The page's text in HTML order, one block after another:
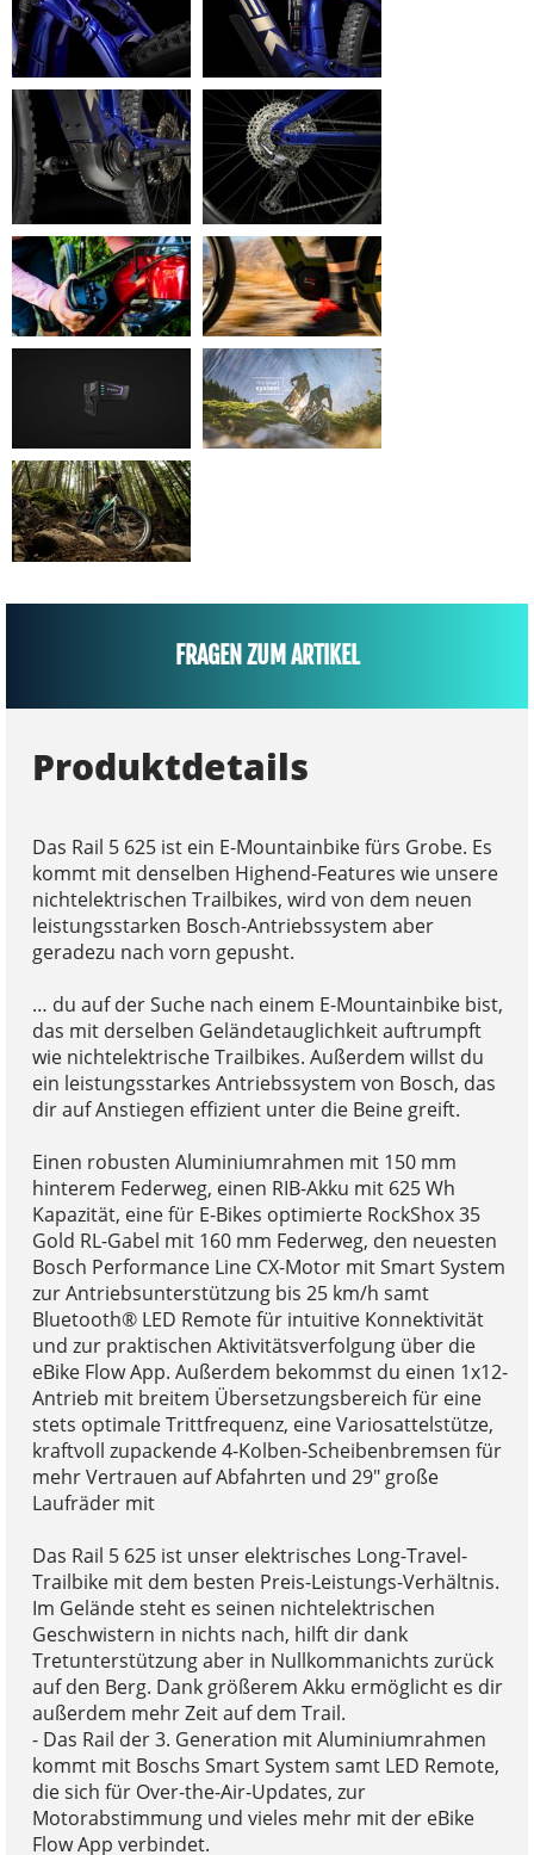
FRAGEN ZUM ARTIKEL
Produktdetails
Das Rail 5 625 ist ein E-Mountainbike fürs Grobe. Es
kommt mit denselben Highend-Features wie unsere
nichtelektrischen Trailbikes, wird von dem neuen
leistungsstarken Bosch-Antriebssystem aber
geradezu nach vorn gepusht.
… du auf der Suche nach einem E-Mountainbike bist,
das mit derselben Geländetauglichkeit auftrumpft
wie nichtelektrische Trailbikes. Außerdem willst du
ein leistungsstarkes Antriebssystem von Bosch, das
dir auf Anstiegen effizient unter die Beine greift.
Einen robusten Aluminiumrahmen mit 150 mm
hinterem Federweg, einen RIB-Akku mit 625 Wh
Kapazität, eine für E-Bikes optimierte RockShox 35
Gold RL-Gabel mit 160 mm Federweg, den neuesten
Bosch Performance Line CX-Motor mit Smart System
zur Antriebsunterstützung bis 25 km/h samt
Bluetooth® LED Remote für intuitive Konnektivität
und zur praktischen Aktivitätsverfolgung über die
eBike Flow App. Außerdem bekommst du einen 1x12-
Antrieb mit breitem Übersetzungsbereich für eine
stets optimale Trittfrequenz, eine Variosattelstütze,
kraftvoll zupackende 4-Kolben-Scheibenbremsen für
mehr Vertrauen auf Abfahrten und 29" große
Laufräder mit
Das Rail 5 625 ist unser elektrisches Long-Travel-
Trailbike mit dem besten Preis-Leistungs-Verhältnis.
Im Gelände steht es seinen nichtelektrischen
Geschwistern in nichts nach, hilft dir dank
Tretunterstützung aber in Nullkommanichts zurück
auf den Berg. Dank größerem Akku ermöglicht es dir
außerdem mehr Zeit auf dem Trail.
- Das Rail der 3. Generation mit Aluminiumrahmen
kommt mit Boschs Smart System samt LED Remote,
die sich für Over-the-Air-Updates, zur
Motorabstimmung und vieles mehr mit der eBike
Flow App verbindet.